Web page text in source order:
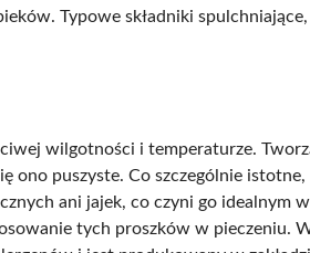
Typowe składniki
wilgotności i temperaturze.
ono puszyste. Co szczególnie istotne,
ani jajek, co czyni go idealnym
tych proszków w pieczeniu.